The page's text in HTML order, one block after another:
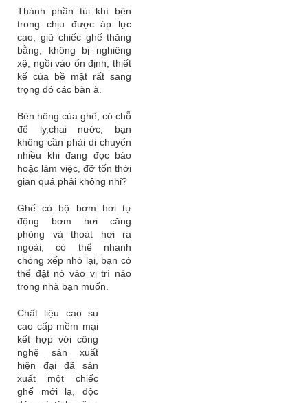
Thành phần túi khí bên
trong chịu được áp lực
cao, giữ chiếc ghế thăng
bằng, không bị nghiêng
xệ, ngồi vào ổn định, thiết
kế của bề mặt rất sang
trọng đó các bàn à.
Bên hông của ghế, có chỗ
để ly,chai nước, bạn
không cần phải di chuyển
nhiều khi đang đọc báo
hoặc làm việc, đỡ tốn thời
gian quá phải không nhỉ?
Ghế có bộ bơm hơi tự
động bơm hơi căng
phòng và thoát hơi ra
ngoài, có thể nhanh
chóng xếp nhỏ lại, bạn có
thể đặt nó vào vị trí nào
trong nhà bạn muốn.
Chất liệu cao su
cao cấp mềm mại
kết hợp với công
nghệ sản xuất
hiện đại đã sản
xuất một chiếc
ghế mới lạ, độc